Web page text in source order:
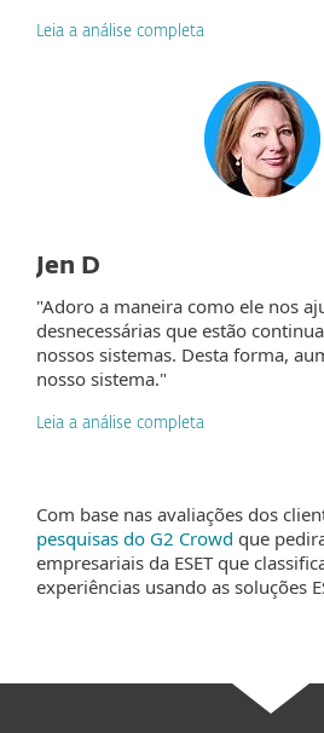
Leia a análise completa
Jen D
"Adoro a maneira como ele nos
desnecessárias que estão
nossos sistemas. Desta forma,
nosso sistema."
Leia a análise completa
Com base nas avaliações dos
pesquisas do G2 Crowd que
empresariais da ESET que
experiências usando as soluções